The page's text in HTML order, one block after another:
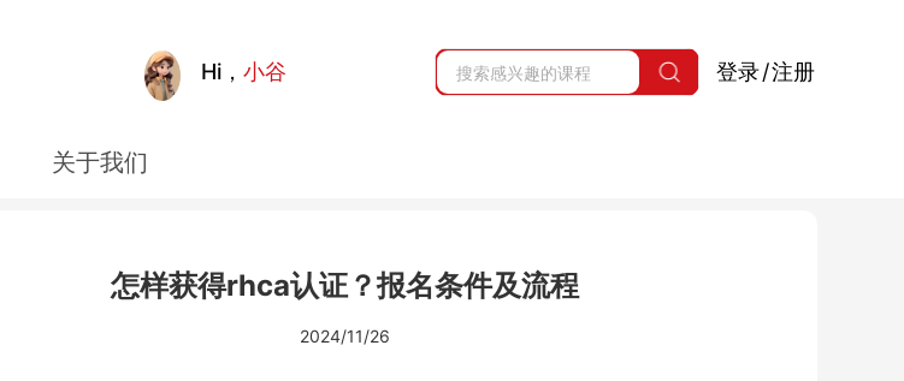
Hi， 小谷 登录/注册
关于我们
怎样获得rhca认证？报名条件及流程
2024/11/26